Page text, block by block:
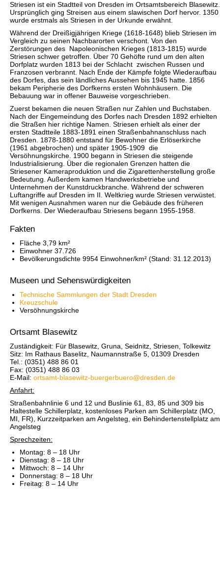
Striesen ist ein Stadtteil von Dresden im Ortsamtsbereich Blasewitz.
Ursprünglich ging Streisen aus einem slawischen Dorf hervor. 1350
wurde erstmals als Striesen in der Urkunde erwähnt.
Während der Dreißigjährigen Kriege (1618-1648) blieb Striesen im
Vergleich zu seinen Nachbarorten verschont. Von den
Zerstörungen des Napoleonischen Krieges (1813-1815) wurde
Striesen schwer getroffen. Über 70 Gehöfte rund um den alten
Dorfplatz wurden 1813 bei der Schlacht zwischen Russen und
Franzosen verbrannt. Nach Ende der Kämpfe folgte Wiederaufbau
des Dorfes, das sein ländliches Aussehen bis 1945 hatte. 1856
bekam Peripherie des Dorfkerns ersten Wohnhäusern. Die
Bebauung war in offener Bauweise vorgeschrieben.
Zuerst bekamen die neuen Straßen nur Zahlen und Buchstaben.
Nach der Eingemeindung des Dorfes nach Dresden 1892 erhielten
die Straßen hier richtige Namen. Striesen erhielt als einer der
ersten Stadtteile 1883-1891 einen Straßenbahnanschluss nach
Dresden. 1878-1880 entstand für Bewohner die Erlöserkirche
(1961 abgebrochen) und später 1905-1909 die
Versöhnungskirche. 1900 begann in Striesen die steigende
Industrialisierung. Über die regionalen Grenzen hatten die
Striesener Kameraproduktion und die Zigarettenherstellung große
Bedeutung. Außerdem kamen Handwerksbetriebe und
Unternehmen der Kunstdruckbranche. Während der schweren
Luftangriffe auf Dresden im II. Weltkrieg wurde Striesen verwüstet.
Mit wenigen Ausnahmen waren nur die Gebäude des früheren
Dorfkerns. Der Wiederaufbau Striesens begann 1955-1958.
Fakten
Fläche 3,79 km²
Einwohner 37.726
Bevölkerungsdichte 9954 Einwohner/km² (Stand: 31.12.2013)
Museen und Sehenswürdigkeiten
Technische Sammlungen der Stadt Dresden
Kreuzschule
Versöhnungskirche
Ortsamt Blasewitz
Zuständigkeit: Für Blasewitz, Gruna, Seidnitz, Striesen, Tolkewitz
Sitz: Im Rathaus Baselitz, Naumannstraße 5, 01309 Dresden
Tel.: (0351) 488 86 01
Fax: (0351) 488 86 03
E-Mail: ortsamt-blasewitz-buergerbuero@dresden.de
Anfahrt:
Straßenbahnlinie 6 und 12 und Buslinie 61, 83, 85 und 309 bis
Haltestelle Schillerplatz, kostenloses Parken am Schillerplatz (MO,
MI, FR), Kurzzeitparken am Angelsteg, ein Behindertenstellplatz am
Angelsteg
Sprechzeiten:
Montag: 8 – 18 Uhr
Dienstag: 8 – 18 Uhr
Mittwoch: 8 – 14 Uhr
Donnerstag: 8 – 18 Uhr
Freitag: 8 – 14 Uhr